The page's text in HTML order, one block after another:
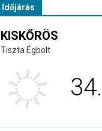
Időjárás
KISKŐRÖS
Tiszta Égbolt